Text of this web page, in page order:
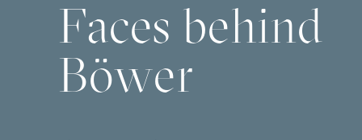
Faces behind
Böwer